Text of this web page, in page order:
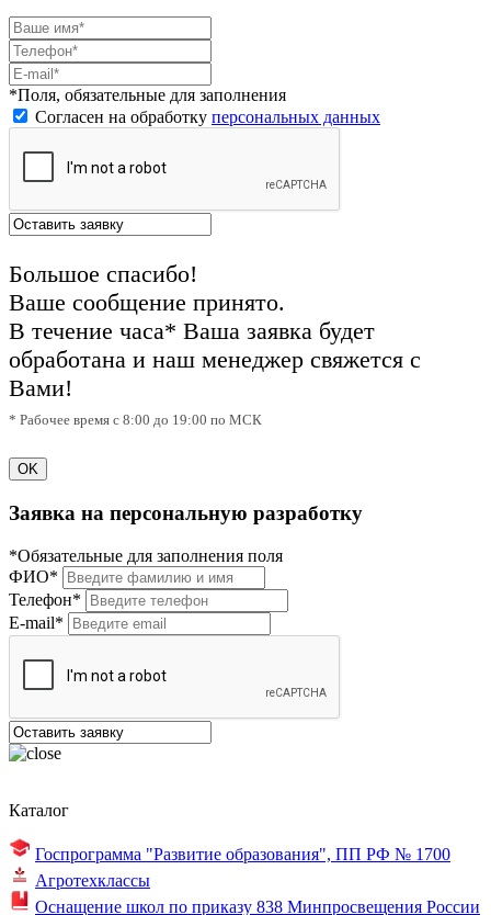
*Поля, обязательные для заполнения
Согласен на обработку персональных данных
Большое спасибо!
Ваше сообщение принято.
В течение часа* Ваша заявка будет
обработана и наш менеджер свяжется с
Вами!
* Рабочее время с 8:00 до 19:00 по МСК
OK
Заявка на персональную разработку
*Обязательные для заполнения поля
ФИО*
Телефон*
E-mail*
Каталог
Госпрограмма "Развитие образования", ПП РФ № 1700
Агротехклассы
Оснащение школ по приказу 838 Минпросвещения России